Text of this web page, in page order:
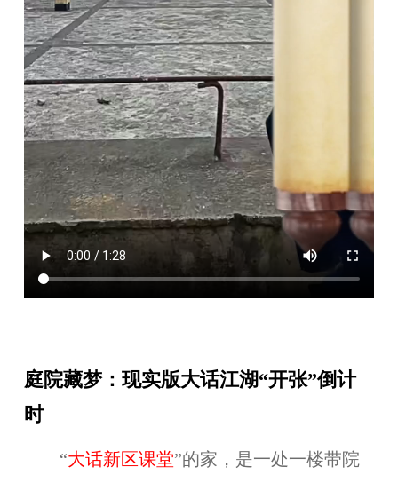
庭院藏梦：现实版大话江湖“开张”倒计
时
“大话新区课堂”的家，是一处一楼带院